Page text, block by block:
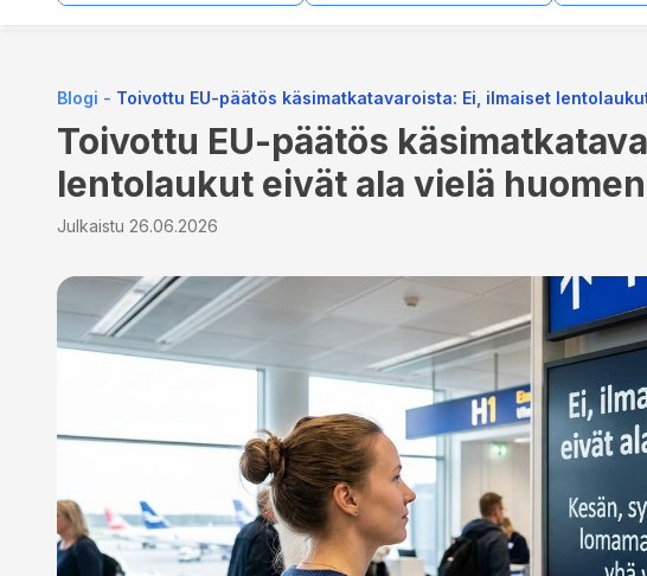
Blogi - Toivottu EU-päätös käsimatkatavaroista: Ei, ilmaiset
Toivottu EU-päätös
lentolaukut eivät ala vielä
Julkaistu 26.06.2026